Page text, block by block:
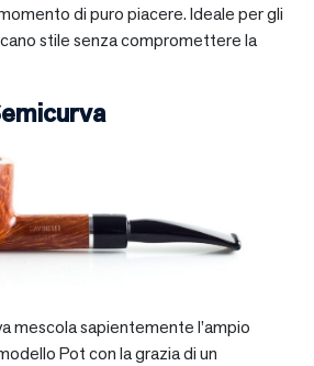
di puro piacere. Ideale per gli
stile senza compromettere la
mescola sapientemente l’ampio
Pot con la grazia di un